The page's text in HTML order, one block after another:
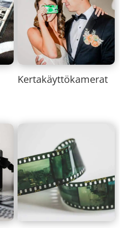
Kertakäyttökamerat